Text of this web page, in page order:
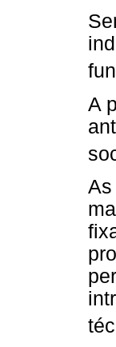
A
As